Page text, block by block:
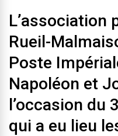
L’association
Rueil-
Poste
Napoléon et
l’occasion du 3
qui a eu lieu